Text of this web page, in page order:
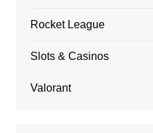
Rocket League
Slots & Casinos
Valorant